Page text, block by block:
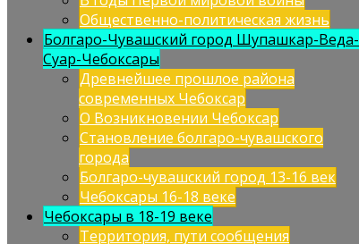
Общественно-политическая жизнь
Болгаро-Чувашский город Шупашкар-Веда-
Суар-Чебоксары
Древнейшее прошлое района
современных Чебоксар
О Возникновении Чебоксар
Становление болгаро-чувашского
города
Болгаро-чувашский город 13-16 век
Чебоксары 16-18 веке
Чебоксары в 18-19 веке
Территория, пути сообщения